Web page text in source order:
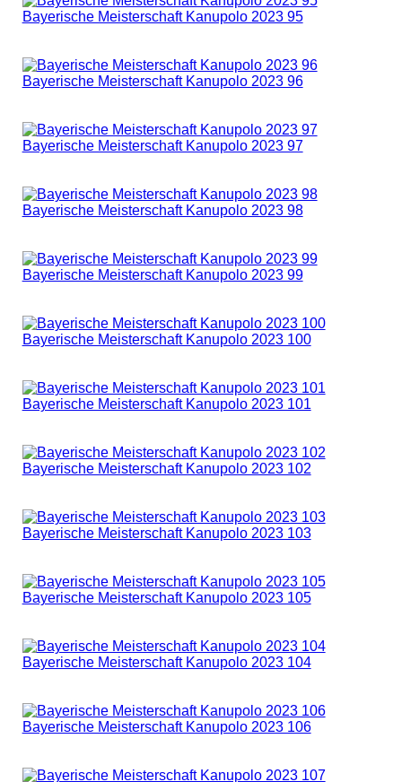
Bayerische Meisterschaft Kanupolo 2023 95
Bayerische Meisterschaft Kanupolo 2023 96
Bayerische Meisterschaft Kanupolo 2023 97
Bayerische Meisterschaft Kanupolo 2023 98
Bayerische Meisterschaft Kanupolo 2023 99
Bayerische Meisterschaft Kanupolo 2023 100
Bayerische Meisterschaft Kanupolo 2023 101
Bayerische Meisterschaft Kanupolo 2023 102
Bayerische Meisterschaft Kanupolo 2023 103
Bayerische Meisterschaft Kanupolo 2023 105
Bayerische Meisterschaft Kanupolo 2023 104
Bayerische Meisterschaft Kanupolo 2023 106